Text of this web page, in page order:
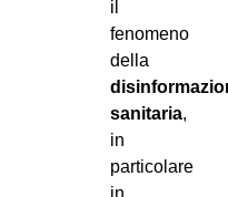
il
fenomeno
della
sanitaria,
in
particolare